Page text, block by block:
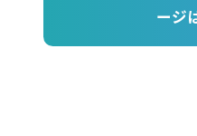
ージ